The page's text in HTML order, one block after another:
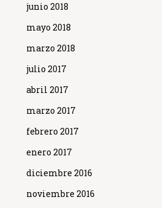
junio 2018
mayo 2018
marzo 2018
julio 2017
abril 2017
marzo 2017
febrero 2017
enero 2017
diciembre 2016
noviembre 2016